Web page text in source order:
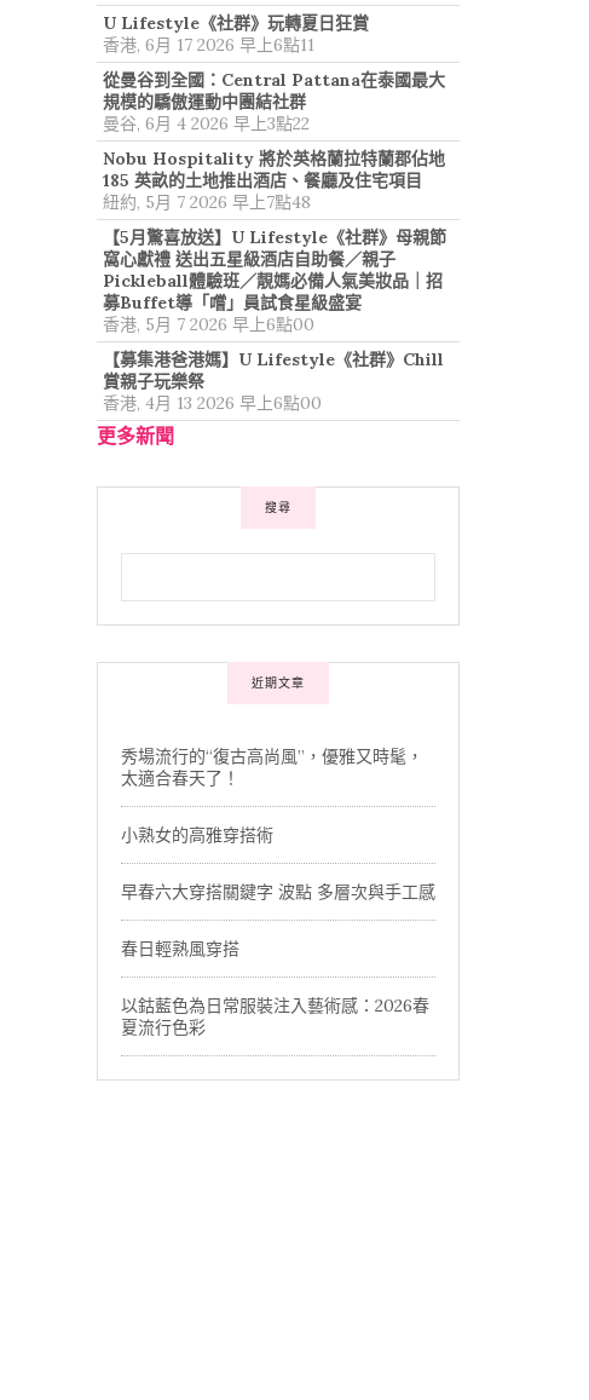
U Lifestyle《社群》玩轉夏日狂賞
香港, 6月 17 2026 早上6點11
從曼谷到全國：Central Pattana在泰國最大
規模的驕傲運動中團結社群
曼谷, 6月 4 2026 早上3點22
Nobu Hospitality 將於英格蘭拉特蘭郡佔地
185 英畝的土地推出酒店、餐廳及住宅項目
紐約, 5月 7 2026 早上7點48
【5月驚喜放送】U Lifestyle《社群》母親節
窩心獻禮 送出五星級酒店自助餐／親子
Pickleball體驗班／靚媽必備人氣美妝品｜招
募Buffet導「嚐」員試食星級盛宴
香港, 5月 7 2026 早上6點00
【募集港爸港媽】U Lifestyle《社群》Chill
賞親子玩樂祭
香港, 4月 13 2026 早上6點00
更多新聞
搜尋
近期文章
秀場流行的“復古高尚風”，優雅又時髦，
太適合春天了！
小熟女的高雅穿搭術
早春六大穿搭關鍵字 波點 多層次與手工感
春日輕熟風穿搭
以鈷藍色為日常服裝注入藝術感：2026春
夏流行色彩